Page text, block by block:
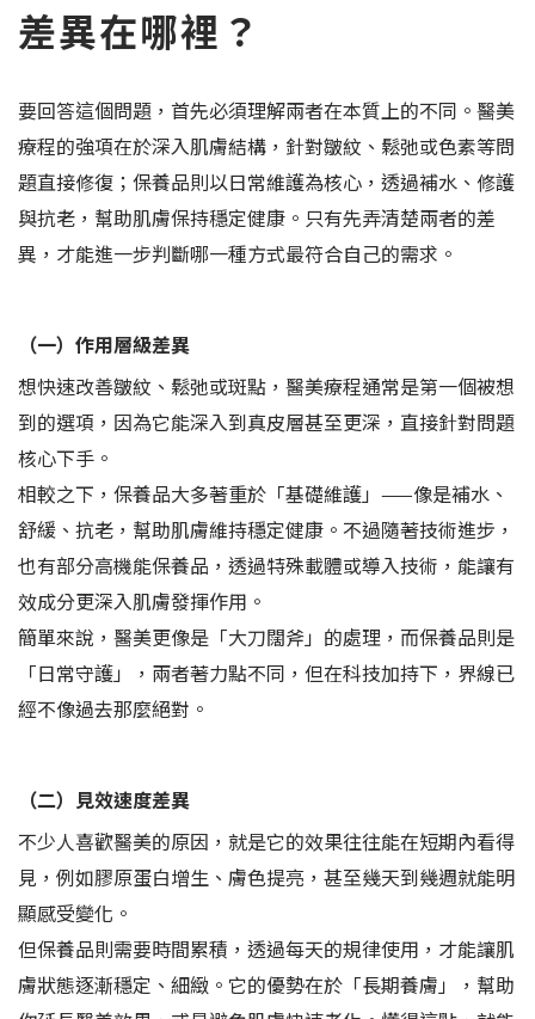
差異在哪裡？
要回答這個問題，首先必須理解兩者在本質上的不同。醫美
療程的強項在於深入肌膚結構，針對皺紋、鬆弛或色素等問
題直接修復；保養品則以日常維護為核心，透過補水、修護
與抗老，幫助肌膚保持穩定健康。只有先弄清楚兩者的差
異，才能進一步判斷哪一種方式最符合自己的需求。
（一）作用層級差異
想快速改善皺紋、鬆弛或斑點，醫美療程通常是第一個被想
到的選項，因為它能深入到真皮層甚至更深，直接針對問題
核心下手。
相較之下，保養品大多著重於「基礎維護」——像是補水、
舒緩、抗老，幫助肌膚維持穩定健康。不過隨著技術進步，
也有部分高機能保養品，透過特殊載體或導入技術，能讓有
效成分更深入肌膚發揮作用。
簡單來說，醫美更像是「大刀闊斧」的處理，而保養品則是
「日常守護」，兩者著力點不同，但在科技加持下，界線已
經不像過去那麼絕對。
（二）見效速度差異
不少人喜歡醫美的原因，就是它的效果往往能在短期內看得
見，例如膠原蛋白增生、膚色提亮，甚至幾天到幾週就能明
顯感受變化。
但保養品則需要時間累積，透過每天的規律使用，才能讓肌
膚狀態逐漸穩定、細緻。它的優勢在於「長期養膚」，幫助